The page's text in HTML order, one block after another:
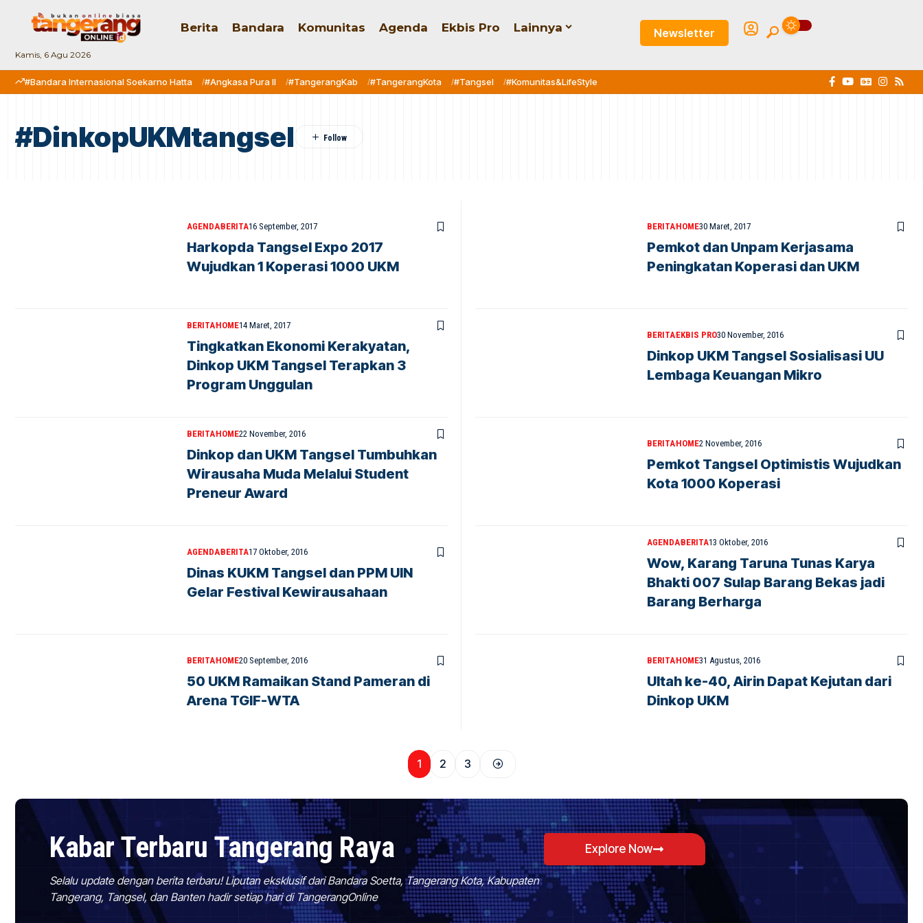
Kamis, 6 Agu 2026
Berita Bandara Komunitas Agenda Ekbis Pro Lainnya Newsletter
#Bandara Internasional Soekarno Hatta #Angkasa Pura II #TangerangKab #TangerangKota #Tangsel #Komunitas&LifeStyle
#DinkopUKMtangsel
AGENDABERITA16 September, 2017
Harkopda Tangsel Expo 2017
Wujudkan 1 Koperasi 1000 UKM
BERITAHOME30 Maret, 2017
Pemkot dan Unpam Kerjasama
Peningkatan Koperasi dan UKM
BERITAHOME14 Maret, 2017
Tingkatkan Ekonomi Kerakyatan,
Dinkop UKM Tangsel Terapkan 3
Program Unggulan
BERITAEKBIS PRO30 November, 2016
Dinkop UKM Tangsel Sosialisasi UU
Lembaga Keuangan Mikro
BERITAHOME22 November, 2016
Dinkop dan UKM Tangsel Tumbuhkan
Wirausaha Muda Melalui Student
Preneur Award
BERITAHOME2 November, 2016
Pemkot Tangsel Optimistis Wujudkan
Kota 1000 Koperasi
AGENDABERITA17 Oktober, 2016
Dinas KUKM Tangsel dan PPM UIN
Gelar Festival Kewirausahaan
AGENDABERITA13 Oktober, 2016
Wow, Karang Taruna Tunas Karya
Bhakti 007 Sulap Barang Bekas jadi
Barang Berharga
BERITAHOME20 September, 2016
50 UKM Ramaikan Stand Pameran di
Arena TGIF-WTA
BERITAHOME31 Agustus, 2016
Ultah ke-40, Airin Dapat Kejutan dari
Dinkop UKM
1 2 3
Kabar Terbaru Tangerang Raya
Selalu update dengan berita terbaru! Liputan eksklusif dari Bandara Soetta, Tangerang Kota, Kabupaten
Tangerang, Tangsel, dan Banten hadir setiap hari di TangerangOnline
Explore Now